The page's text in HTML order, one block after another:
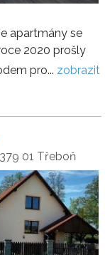
apartmány se
2020 prošly
pro... zobrazit
01 Třeboň